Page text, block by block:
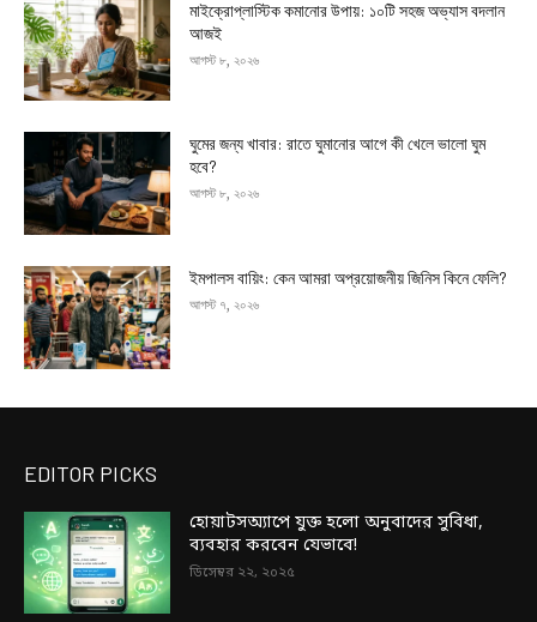
মাইক্রোপ্লাস্টিক কমানোর উপায়: ১০টি সহজ অভ্যাস বদলান
আজই
আগস্ট ৮, ২০২৬
ঘুমের জন্য খাবার: রাতে ঘুমানোর আগে কী খেলে ভালো ঘুম
হবে?
আগস্ট ৮, ২০২৬
ইমপালস বায়িং: কেন আমরা অপ্রয়োজনীয় জিনিস কিনে ফেলি?
আগস্ট ৭, ২০২৬
EDITOR PICKS
হোয়াটসঅ্যাপে যুক্ত হলো অনুবাদের সুবিধা,
ব্যবহার করবেন যেভাবে!
ডিসেম্বর ২২, ২০২৫